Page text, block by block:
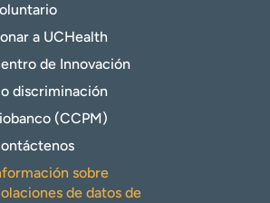
a UCHealth
de Innovación
discriminación
(CCPM)
sobre
de datos de